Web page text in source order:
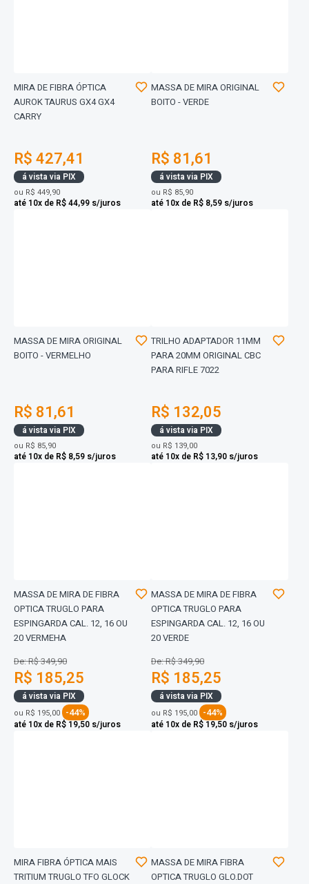
MIRA DE FIBRA ÓPTICA
AUROK TAURUS GX4 GX4
CARRY
R$ 427,41
á vista via PIX
ou R$ 449,90
até 10x de R$ 44,99 s/juros
MASSA DE MIRA ORIGINAL
BOITO - VERDE
R$ 81,61
á vista via PIX
ou R$ 85,90
até 10x de R$ 8,59 s/juros
MASSA DE MIRA ORIGINAL
BOITO - VERMELHO
R$ 81,61
á vista via PIX
ou R$ 85,90
até 10x de R$ 8,59 s/juros
TRILHO ADAPTADOR 11MM
PARA 20MM ORIGINAL CBC
PARA RIFLE 7022
R$ 132,05
á vista via PIX
ou R$ 139,00
até 10x de R$ 13,90 s/juros
MASSA DE MIRA DE FIBRA
OPTICA TRUGLO PARA
ESPINGARDA CAL. 12, 16 OU
20 VERMEHA
De: R$ 349,90
R$ 185,25
á vista via PIX
ou R$ 195,00 -44%
até 10x de R$ 19,50 s/juros
MASSA DE MIRA DE FIBRA
OPTICA TRUGLO PARA
ESPINGARDA CAL. 12, 16 OU
20 VERDE
De: R$ 349,90
R$ 185,25
á vista via PIX
ou R$ 195,00 -44%
até 10x de R$ 19,50 s/juros
MIRA FIBRA ÓPTICA MAIS
TRITIUM TRUGLO TFO GLOCK
MASSA DE MIRA FIBRA
OPTICA TRUGLO GLO.DOT